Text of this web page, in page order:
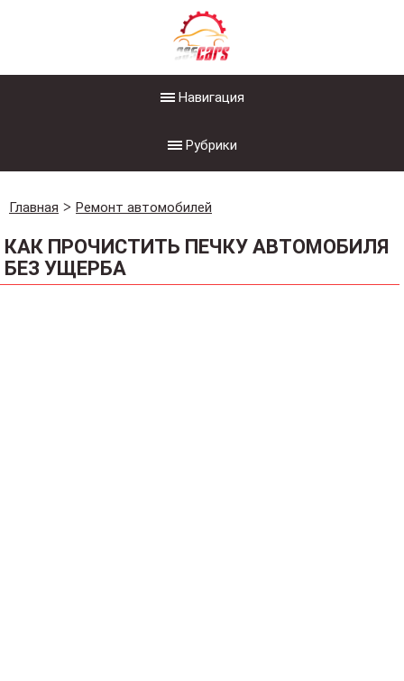
Навигация
Рубрики
Главная Ремонт автомобилей
КАК ПРОЧИСТИТЬ ПЕЧКУ АВТОМОБИЛЯ
БЕЗ УЩЕРБА